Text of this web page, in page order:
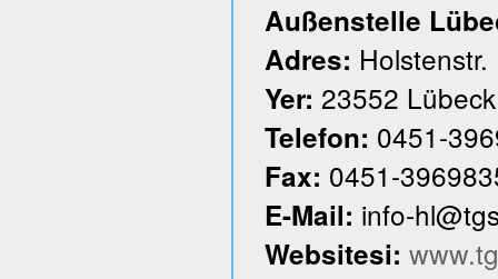
Außenstelle
Adres:
Yer: 23552 Lübeck
Telefon: 0451-
Fax: 0451-
E-Mail: info-
Websitesi: